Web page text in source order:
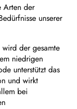
Arten der
unserer
der gesamte
niedrigen
unterstützt das
und wirkt
bei